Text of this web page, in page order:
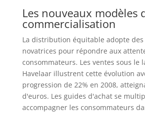
Les nouveaux modèles
commercialisation
La distribution équitable adopte des
novatrices pour répondre aux
consommateurs. Les ventes sous le
Havelaar illustrent cette évolution
progression de 22% en 2008,
d'euros. Les guides d'achat se
accompagner les consommateurs